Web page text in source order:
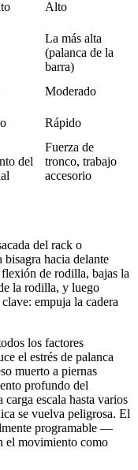
Alto
La más alta
(palanca de la
barra)
Moderado
Rápido
del
Fuerza de
tronco, trabajo
accesorio
del rack o
bisagra hacia delante
de rodilla, bajas la
la rodilla, y luego
empuja la cadera
los factores
el estrés de palanca
muerto a piernas
profundo del
escala hasta varios
se vuelva peligrosa. El
programable —
el movimiento como